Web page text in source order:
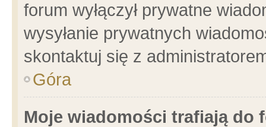
forum wyłączył prywatne
wysyłanie prywatnych
skontaktuj się z
Góra
Moje wiadomości trafiają do